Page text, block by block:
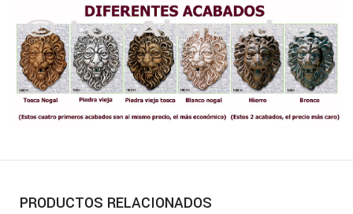
PRODUCTOS RELACIONADOS